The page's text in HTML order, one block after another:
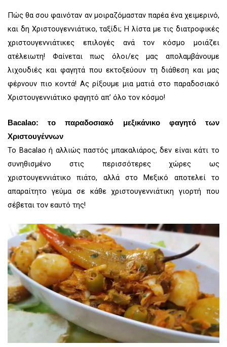
c
e
b
o
o
k
s
t
a
r
a
u
t
u
b
e
Πώς θα σου φαινόταν αν μοιραζόμασταν παρέα ένα χειμερινό,
και δη Χριστουγεννιάτικο, ταξίδι; Η λίστα με τις διατροφικές
χριστουγεννιάτικες επιλογές ανά τον κόσμο μοιάζει
ατέλειωτη! Φαίνεται πως όλοι/ες μας απολαμβάνουμε
λιχουδιές και φαγητά που εκτοξεύουν τη διάθεση και μας
φέρνουν πιο κοντά! Ας ρίξουμε μια ματιά στο παραδοσιακό
Χριστουγεννιάτικο φαγητό απ’ όλο τον κόσμο!
Bacalao: το παραδοσιακό μεξικάνικο φαγητό των
Χριστουγέννων
Το Bacalao ή αλλιώς παστός μπακαλιάρος, δεν είναι κάτι το
συνηθισμένο στις περισσότερες χώρες ως
χριστουγεννιάτικο πιάτο, αλλά στο Μεξικό αποτελεί το
απαραίτητο γεύμα σε κάθε χριστουγεννιάτικη γιορτή που
σέβεται τον εαυτό της!